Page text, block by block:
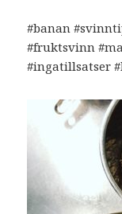
#banan
#fruktsvinn
#ingatillsatser